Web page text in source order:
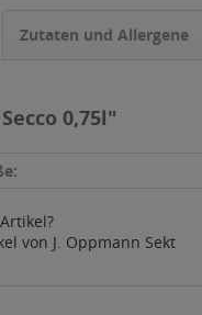
Zutaten und Allergene
0,75l"
von J. Oppmann Sekt